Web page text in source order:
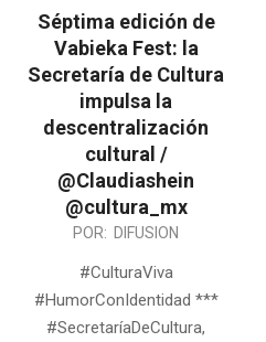
Séptima edición de
Vabieka Fest: la
Secretaría de Cultura
impulsa la
descentralización
cultural /
@Claudiashein
@cultura_mx
POR: DIFUSION
#CulturaViva
#HumorConIdentidad ***
#SecretaríaDeCultura,